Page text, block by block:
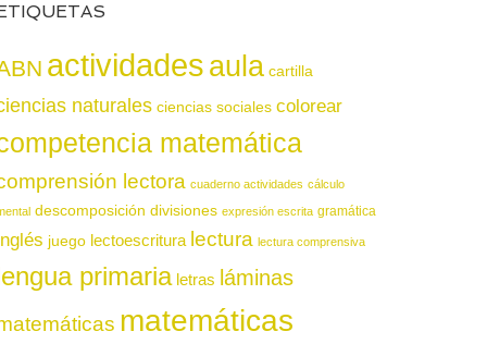
actividadesaula cartilla
naturales ciencias sociales colorear
matemática
lectora cuaderno actividades cálculo
descomposición divisiones expresión escrita gramática
juego lectoescritura lectura lectura comprensiva
primaria letras láminas
matemáticas